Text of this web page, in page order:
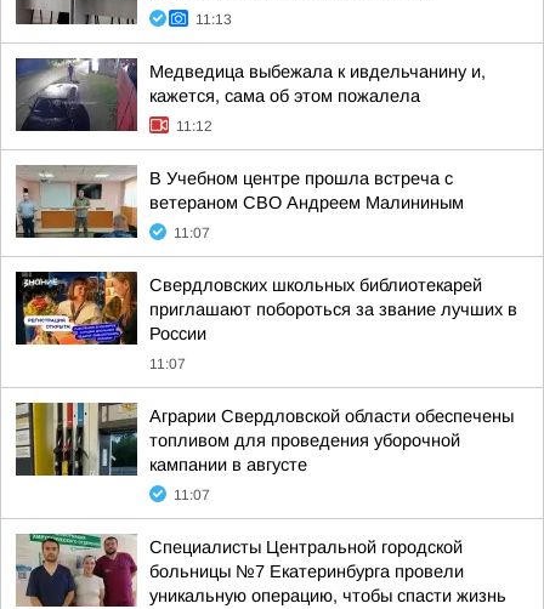
11:13
Медведица выбежала к ивдельчанину и,
кажется, сама об этом пожалела
11:12
В Учебном центре прошла встреча с
ветераном СВО Андреем Малининым
11:07
Свердловских школьных библиотекарей
приглашают побороться за звание лучших в
России
11:07
Аграрии Свердловской области обеспечены
топливом для проведения уборочной
кампании в августе
11:07
Специалисты Центральной городской
больницы №7 Екатеринбурга провели
уникальную операцию, чтобы спасти жизнь